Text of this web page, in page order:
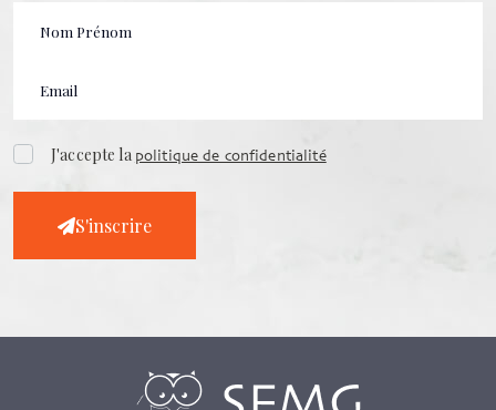
J'accepte lapolitique de confidentialité
S'inscrire